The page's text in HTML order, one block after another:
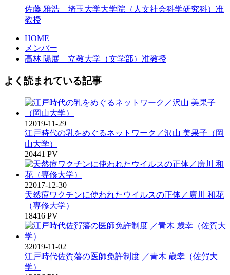
佐藤 雅浩 埼玉大学大学院（人文社会科学研究科）准
教授
HOME
メンバー
高林 陽展 立教大学（文学部）准教授
よく読まれている記事
1 2019-11-29
江戸時代の乳をめぐるネットワーク／沢山 美果子（岡
山大学）
20441 PV
22017-12-30
天然痘ワクチンに使われたウイルスの正体／廣川 和花
（専修大学）
18416 PV
32019-11-02
江戸時代佐賀藩の医師免許制度 ／青木 歳幸（佐賀大
学）